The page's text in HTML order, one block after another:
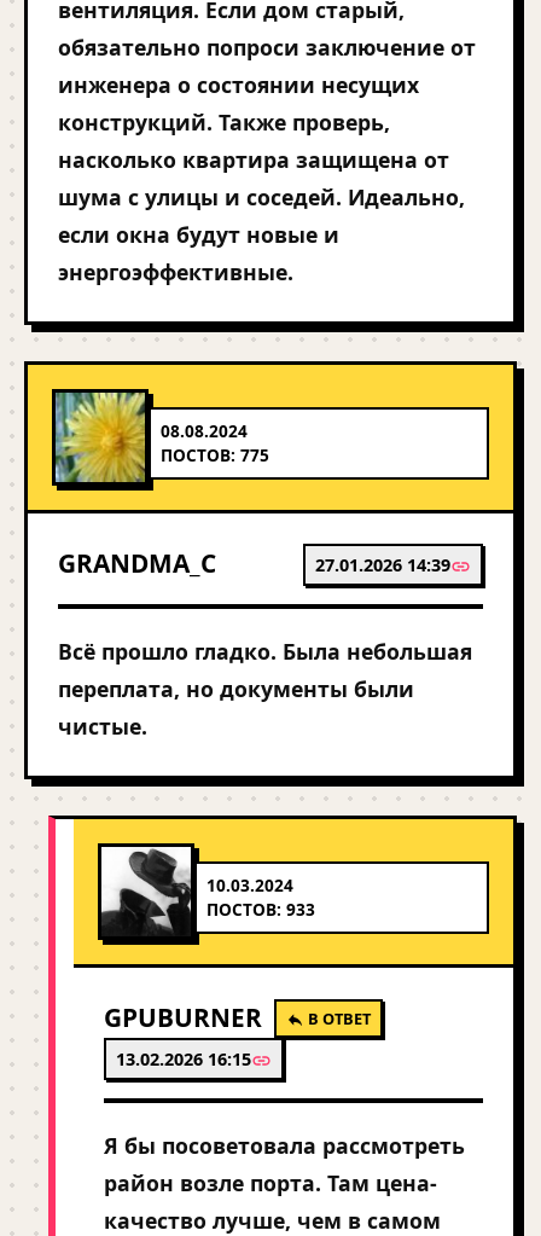
вентиляция. Если дом старый,
обязательно попроси заключение от
инженера о состоянии несущих
конструкций. Также проверь,
насколько квартира защищена от
шума с улицы и соседей. Идеально,
если окна будут новые и
энергоэффективные.
08.08.2024
ПОСТОВ: 775
GRANDMA_C 27.01.2026 14:39
Всё прошло гладко. Была небольшая
переплата, но документы были
чистые.
10.03.2024
ПОСТОВ: 933
GPUBURNER В ОТВЕТ
13.02.2026 16:15
Я бы посоветовала рассмотреть
район возле порта. Там цена-
качество лучше, чем в самом